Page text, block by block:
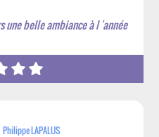
une belle ambiance à l 'année
Philippe LAPALUS